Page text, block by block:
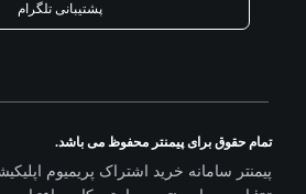
پشتیبانی تلگرام
تمام حقوق برای پیمنتر محفوظ می باشد.
پیمنتر سامانه خرید اشتراک پریمیوم